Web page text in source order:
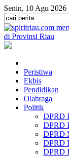
Senin, 10 Agu 2026
Peristiwa
Ekbis
Pendidikan
Olahraga
Politik
DPRD
DPRD
DPRD
DPRD
DPRD